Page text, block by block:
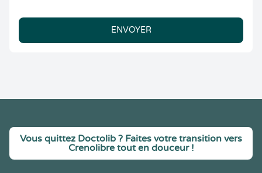
ENVOYER
Vous quittez Doctolib ? Faites votre transition vers
Crenolibre tout en douceur !